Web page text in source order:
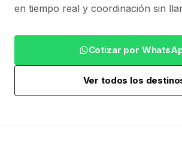
en tiempo real y coordinación sin
Cotizar por
Ver todos los